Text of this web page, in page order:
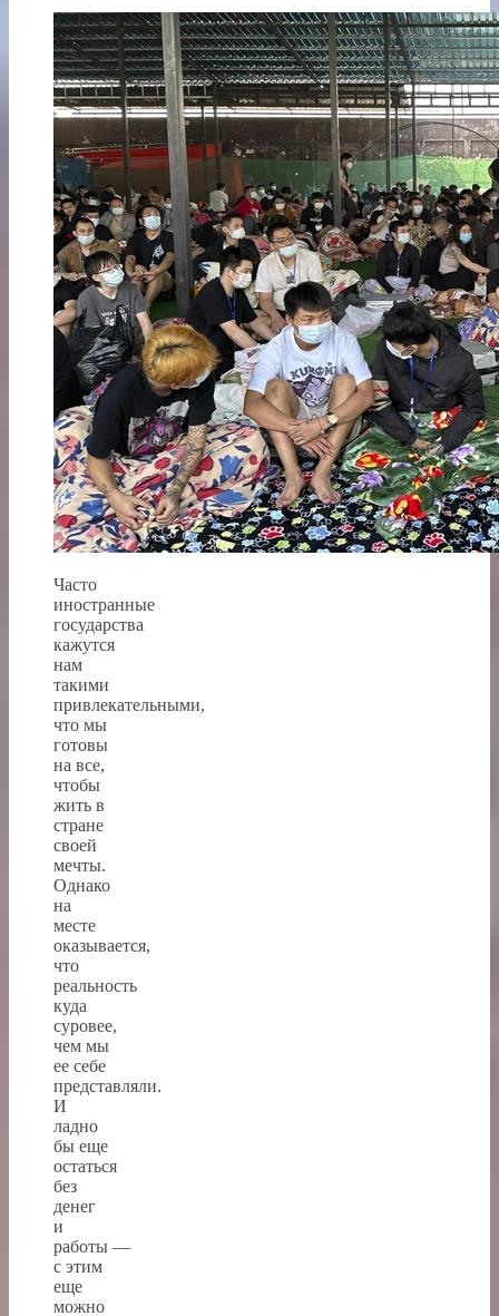
Часто
иностранные
государства
кажутся
нам
такими
привлекательными,
что мы
готовы
на все,
чтобы
жить в
стране
своей
мечты.
Однако
на
месте
оказывается,
что
реальность
куда
суровее,
чем мы
ее себе
представляли.
И
ладно
бы еще
остаться
без
денег
и
работы —
с этим
еще
можно